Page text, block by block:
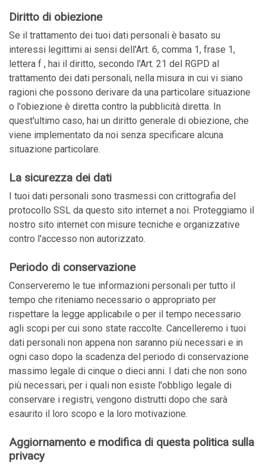
Diritto di obiezione
Se il trattamento dei tuoi dati personali è basato su
interessi legittimi ai sensi dell'Art. 6, comma 1, frase 1,
lettera f , hai il diritto, secondo l'Art. 21 del RGPD al
trattamento dei dati personali, nella misura in cui vi siano
ragioni che possono derivare da una particolare situazione
o l'obiezione è diretta contro la pubblicità diretta. In
quest'ultimo caso, hai un diritto generale di obiezione, che
viene implementato da noi senza specificare alcuna
situazione particolare.
La sicurezza dei dati
I tuoi dati personali sono trasmessi con crittografia del
protocollo SSL da questo sito internet a noi. Proteggiamo il
nostro sito internet con misure tecniche e organizzative
contro l'accesso non autorizzato.
Periodo di conservazione
Conserveremo le tue informazioni personali per tutto il
tempo che riteniamo necessario o appropriato per
rispettare la legge applicabile o per il tempo necessario
agli scopi per cui sono state raccolte. Cancelleremo i tuoi
dati personali non appena non saranno più necessari e in
ogni caso dopo la scadenza del periodo di conservazione
massimo legale di cinque o dieci anni. I dati che non sono
più necessari, per i quali non esiste l'obbligo legale di
conservare i registri, vengono distrutti dopo che sarà
esaurito il loro scopo e la loro motivazione.
Aggiornamento e modifica di questa politica sulla
privacy